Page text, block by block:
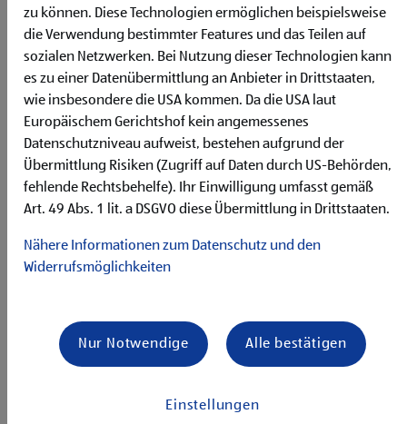
Auf die Plätze, fertig, wuzzeln!
Unter diesem Motto ging das erste Tischfußball Turnier in
unserem Headquarter über die Bühne. 32 Spielerinnen und
Spieler traten in 16 2er-Teams gegeneinander an und
stellten an unserem Büro-Standort in Eberstalzell ihr Können
unter Beweis.
vier Teams spielten unsere Kolleginnen und Kollegen um den
Einzug in die Hauptrunde. Dabei zeigte sich schnell, dass
Aufgaben herangeht.
zu können. Diese Technologien ermöglichen beispielsweise
die Verwendung bestimmter Features und das Teilen auf
sozialen Netzwerken. Bei Nutzung dieser Technologien kann
es zu einer Datenübermittlung an Anbieter in Drittstaaten,
wie insbesondere die USA kommen. Da die USA laut
Europäischem Gerichtshof kein angemessenes
Datenschutzniveau aufweist, bestehen aufgrund der
Übermittlung Risiken (Zugriff auf Daten durch US-Behörden,
fehlende Rechtsbehelfe). Ihr Einwilligung umfasst gemäß
Art. 49 Abs. 1 lit. a DSGVO diese Übermittlung in Drittstaaten.
Nähere Informationen zum Datenschutz und den
Widerrufsmöglichkeiten
Einstellungen
Nur Notwendige Alle bestätigen